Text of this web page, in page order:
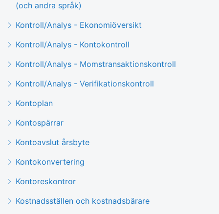
(och andra språk)
Kontroll/Analys - Ekonomiöversikt
Kontroll/Analys - Kontokontroll
Kontroll/Analys - Momstransaktionskontroll
Kontroll/Analys - Verifikationskontroll
Kontoplan
Kontospärrar
Kontoavslut årsbyte
Kontokonvertering
Kontoreskontror
Kostnadsställen och kostnadsbärare